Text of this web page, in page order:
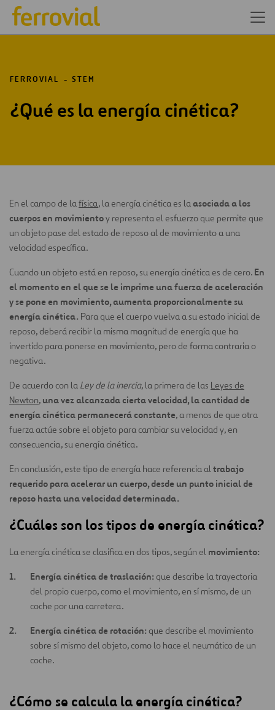
FERROVIAL STEM
¿Qué es la energía cinética?
En el campo de lafísica, la energía cinética es la asociada a los
cuerpos en movimientoy representa el esfuerzo que permite que
un objeto pase del estado de reposo al de movimiento a una
velocidad específica.
Cuando un objeto está en reposo, su energía cinética es de cero. En
el momento en el que se le imprime una fuerza de aceleración
y se pone en movimiento, aumenta proporcionalmente su
energía cinética. Para que el cuerpo vuelva a su estado inicial de
reposo, deberá recibir la misma magnitud de energía que ha
invertido para ponerse en movimiento, pero de forma contraria o
negativa.
De acuerdo con la Ley de la inercia, la primera de las Leyes de
Newton, una vez alcanzada cierta velocidad, la cantidad de
energía cinética permanecerá constante, a menos de que otra
fuerza actúe sobre el objeto para cambiar su velocidad y, en
consecuencia, su energía cinética.
En conclusión, este tipo de energía hace referencia altrabajo
requerido para acelerar un cuerpo, desde un punto inicial de
reposo hasta una velocidad determinada.
¿Cuáles son los tipos de energía cinética?
La energía cinética se clasifica en dos tipos, según el movimiento:
Energía cinética de traslación: que describe la trayectoria
del propio cuerpo, como el movimiento, en sí mismo, de un
coche por una carretera.
Energía cinética de rotación: que describe el movimiento
sobre sí mismo del objeto, como lo hace el neumático de un
coche.
¿Cómo se calcula la energía cinética?